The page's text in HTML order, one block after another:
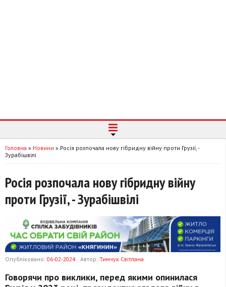
Головна » Новини » Росія розпочала нову гібридну війну проти Грузії, -
Зурабішвілі
Росія розпочала нову гібридну війну
проти Грузії, - Зурабішвілі
Опубліковано: 06-02-2024 Автор: Тимчук Світлана
Говорячи про виклики, перед якими опинилася